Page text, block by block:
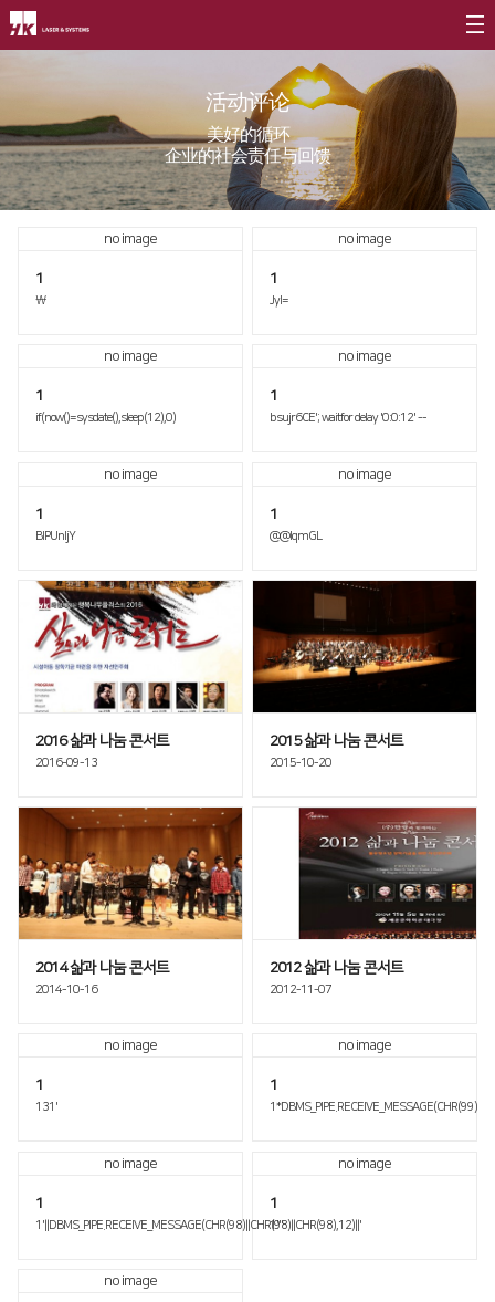
CEO
公司简介
公司沿革
价值经营
核心价值
分公司介绍∨
全球网络
海外办事处
产品介绍
光纤∨
FL3015 Fiber
二氧化碳
FL3015 二氧化碳
PS series 二氧化碳
特殊用途∨
焊接机
混合加工机
自动化
客户支援
社会贡献简介
活动评论
美好的循环
企业的社会责任与回馈
no image
1
\
no image
1
JyI=
no image
1
if(now()=sysdate(),sleep(12),0)
no image
1
bsujr6CE'; waitfor delay '0:0:12' --
no image
1
BIPUnIjY
no image
1
@@IqmGL
2016 삶과 나눔 콘서트
2016-09-13
2015 삶과 나눔 콘서트
2015-10-20
2014 삶과 나눔 콘서트
2014-10-16
2012 삶과 나눔 콘서트
2012-11-07
no image
1
131'
no image
1
no image
1
1'||DBMS_PIPE.RECEIVE_MESSAGE(CHR(98)||CHR(98)||CHR(98),12)||'
no image
1
1'"
no image